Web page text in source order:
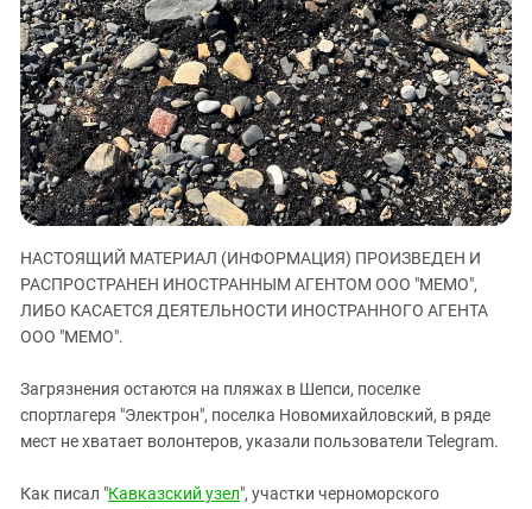
ЗАСТАВЛЯЕТ
КАВКАЗ ЗА ПАЛЕСТИНУ
ИНАКОМЫСЛИЕ В ЧЕЧНЕ
ПРЕСЛЕДОВАНИЕ АКТИВИСТОВ
МОБИЛИЗАЦИЯ И ПРОТЕСТЫ
Дагестан
Ингушетия
Кабардино-Балкария
Калмыкия
Карачаево-Черкесия
Краснодарский край
Российская Федерация
Ростовская область
СКФО
Ставропольский край
Южная Осетия
НАСТОЯЩИЙ МАТЕРИАЛ (ИНФОРМАЦИЯ) ПРОИЗВЕДЕН И
РАСПРОСТРАНЕН ИНОСТРАННЫМ АГЕНТОМ ООО "МЕМО",
ЛИБО КАСАЕТСЯ ДЕЯТЕЛЬНОСТИ ИНОСТРАННОГО АГЕНТА
ООО "МЕМО".
Загрязнения остаются на пляжах в Шепси, поселке
спортлагеря "Электрон", поселка Новомихайловский, в ряде
мест не хватает волонтеров, указали пользователи Telegram.
Как писал "Кавказский узел", участки черноморского